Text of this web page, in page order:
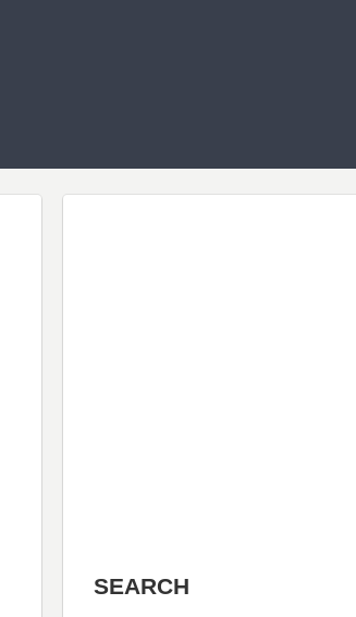
SEARCH